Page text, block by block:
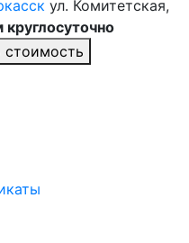
ул. Комитетская,
круглосуточно
стоимость